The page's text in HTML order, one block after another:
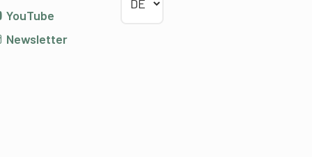
YouTube
Newsletter